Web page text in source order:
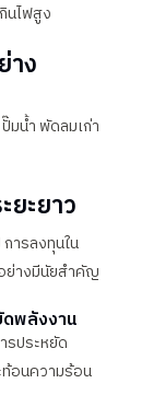
นไฟสูง
าง
มน้ำ พัดลมเก่า
ยะยาว
การลงทุนใน
ย่างมีนัยสำคัญ
ดพลังงาน
รประหยัด
ท้อนความร้อน